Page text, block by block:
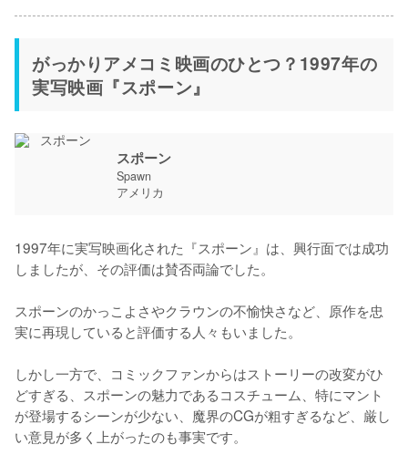
がっかりアメコミ映画のひとつ？1997年の
実写映画『スポーン』
スポーン
Spawn
アメリカ
1997年に実写映画化された『スポーン』は、興行面では成功
しましたが、その評価は賛否両論でした。
スポーンのかっこよさやクラウンの不愉快さなど、原作を忠
実に再現していると評価する人々もいました。
しかし一方で、コミックファンからはストーリーの改変がひ
どすぎる、スポーンの魅力であるコスチューム、特にマント
が登場するシーンが少ない、魔界のCGが粗すぎるなど、厳し
い意見が多く上がったのも事実です。